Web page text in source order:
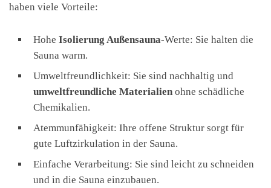
haben viele Vorteile:
Hohe Isolierung Außensauna-Werte: Sie halten die
Sauna warm.
Umweltfreundlichkeit: Sie sind nachhaltig und
umweltfreundliche Materialien ohne schädliche
Chemikalien.
Atemmunfähigkeit: Ihre offene Struktur sorgt für
gute Luftzirkulation in der Sauna.
Einfache Verarbeitung: Sie sind leicht zu schneiden
und in die Sauna einzubauen.